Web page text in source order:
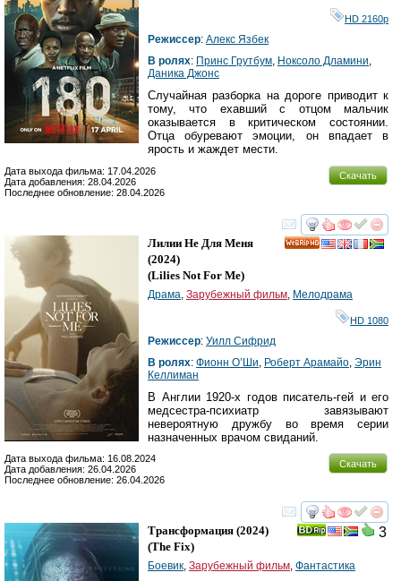
HD 2160р
Режиссер: Алекс Язбек
В ролях: Принс Грутбум Ноксоло Дламини
Даника Джонс
Случайная разборка на дороге приводит к
тому, что ехавший с отцом мальчик
оказывается в критическом состоянии.
Отца обуревают эмоции, он впадает в
ярость и жаждет мести.
Скачать
Дата выхода фильма: 17.04.2026
Дата добавления: 28.04.2026
Последнее обновление: 28.04.2026
смотреть
Лилии Не Для Меня
(2024)
(Lilies Not For Me)
Драма Зарубежный фильм Мелодрама
HD 1080
Режиссер: Уилл Сифрид
В ролях: Фионн О’Ши Роберт Арамайо Эрин
Келлиман
В Англии 1920-х годов писатель-гей и его
медсестра-психиатр завязывают
невероятную дружбу во время серии
назначенных врачом свиданий.
Скачать
Дата выхода фильма: 16.08.2024
Дата добавления: 26.04.2026
Последнее обновление: 26.04.2026
смотреть
3
Трансформация (2024)
(The Fix)
Боевик, Зарубежный фильм, Фантастика